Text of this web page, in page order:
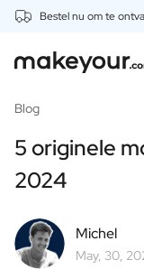
Bestel nu om te
Dranken
Gepersonaliseerde Gin
Gepersonaliseerde
Gepersonaliseerde Rum
Gepersonaliseerde
Gepersonaliseerde
Gepersonaliseerde
Gepersonaliseerde
Blog
5 originele
2024
Michel
May, 30,